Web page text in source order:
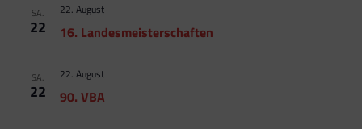
SA.
22 16. Landesmeisterschaften
22. August
SA.
22 90. VBA
22. August